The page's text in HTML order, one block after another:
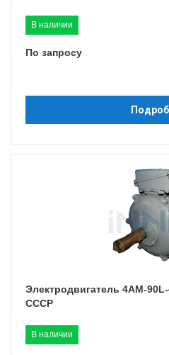
В наличии
По запросу
Электродвигатель 4АМ-
СССР
В наличии